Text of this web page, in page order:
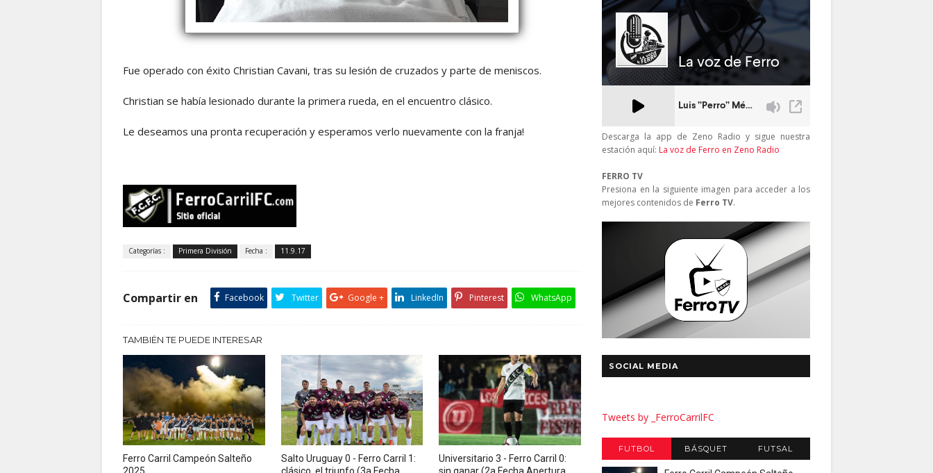
Fue operado con éxito Christian Cavani, tras su lesión de cruzados y parte de meniscos.
Christian se había lesionado durante la primera rueda, en el encuentro clásico.
Le deseamos una pronta recuperación y esperamos verlo nuevamente con la franja!
Categorías : Primera División Fecha : 11.9.17
Compartir en Facebook Twitter Google + LinkedIn Pinterest WhatsApp
TAMBIÉN TE PUEDE INTERESAR
Ferro Carril Campeón Salteño
Salto Uruguay 0 - Ferro Carril 1:
Universitario 3 - Ferro Carril 0:
Descarga la app de Zeno Radio y sigue nuestra
estación aquí: La voz de Ferro en Zeno Radio
FERRO TV
Presiona en la siguiente imagen para acceder a los
mejores contenidos de Ferro TV.
SOCIAL MEDIA
Tweets by _FerroCarrilFC
FUTBOL BÁSQUET FUTSAL